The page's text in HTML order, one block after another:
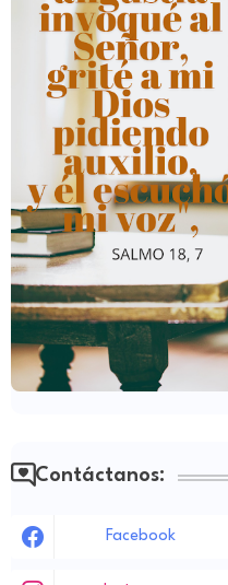
Contáctanos:
Facebook